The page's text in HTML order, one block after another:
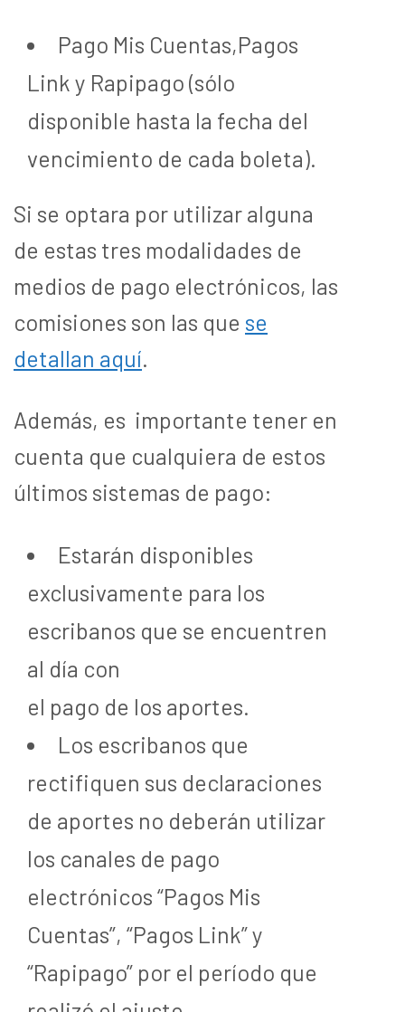
Pago Mis Cuentas,Pagos
Link y Rapipago (sólo
disponible hasta la fecha del
vencimiento de cada boleta).
Si se optara por utilizar alguna
de estas tres modalidades de
medios de pago electrónicos, las
comisiones son las que se
detallan aquí.
Además, es importante tener en
cuenta que cualquiera de estos
últimos sistemas de pago:
Estarán disponibles
exclusivamente para los
escribanos que se encuentren
al día con
el pago de los aportes.
Los escribanos que
rectifiquen sus declaraciones
de aportes no deberán utilizar
los canales de pago
electrónicos “Pagos Mis
Cuentas”, “Pagos Link” y
“Rapipago” por el período que